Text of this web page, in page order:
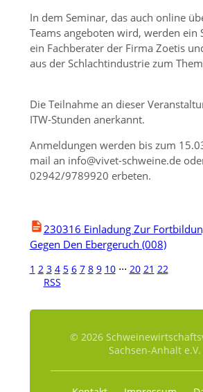
In dem Seminar, das auch online
Teams angeboten wird, werden ein
ein Fachberater der Firma Zoetis
aus der Schlachtindustrie zum
Die Teilnahme an dieser
ITW-Stunden anerkannt.
Anmeldungen werden bis zum
mail an info@vivet-schweine.de
02942/9789920 erbeten.
230316 Einladung Zur
Gegen Den Ebergeruch (008)
1 2 3 4 5 6 7 8 9 10⋅⋅⋅ 20 21 22
RSS
© 2026
Sachsen-Anhalt e.V.